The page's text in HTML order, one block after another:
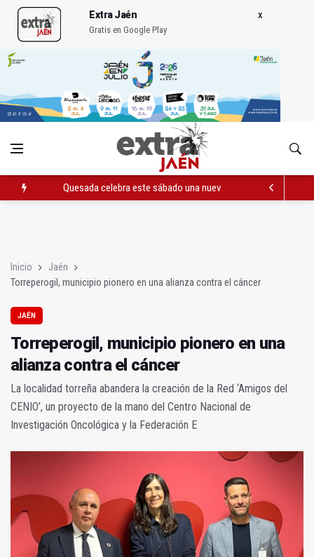
Extra Jaén
Gratis en Google Play
Quesada celebra este sábado una nueva jornada de Orgullo
Inicio
Jaén
Torreperogil, municipio pionero en una alianza contra el cáncer
JAÉN
Torreperogil, municipio pionero en una
alianza contra el cáncer
La localidad torreña abandera la creación de la Red ‘Amigos del
CENIO’, un proyecto de la mano del Centro Nacional de
Investigación Oncológica y la Federación E